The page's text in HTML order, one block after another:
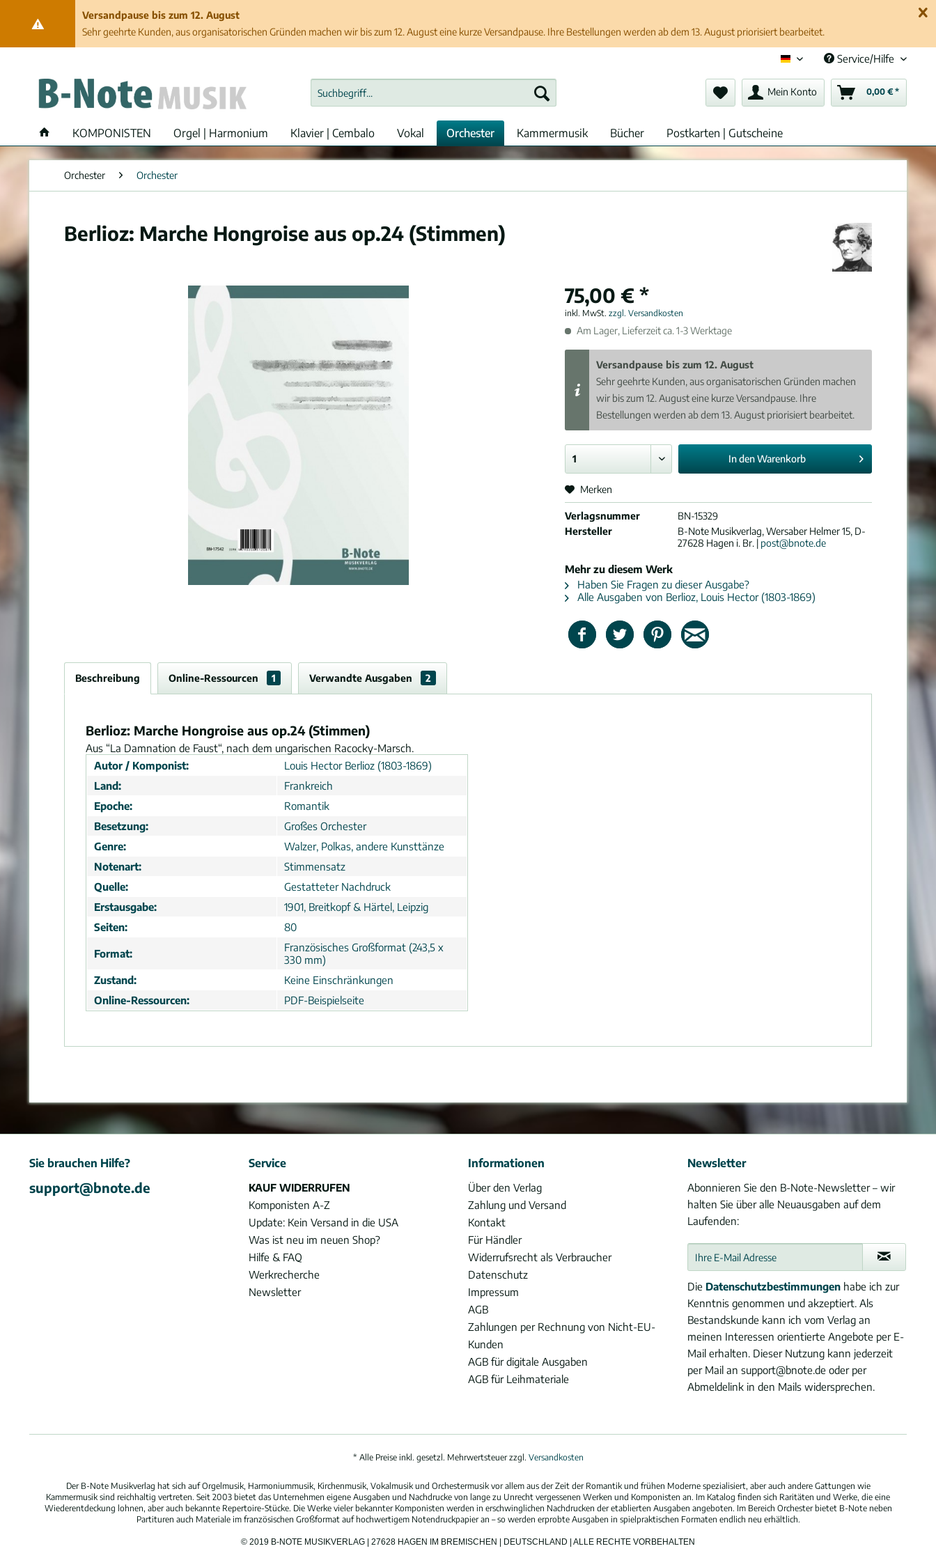
Versandpause bis zum 12. August
Sehr geehrte Kunden, aus organisatorischen Gründen machen wir bis zum 12. August eine kurze Versandpause. Ihre Bestellungen werden ab dem 13. August priorisiert bearbeitet.
Deutsch (de)
Service/Hilfe
Mein Konto 0,00 € *
KOMPONISTEN Orgel | Harmonium Klavier | Cembalo Vokal Orchester Kammermusik Bücher Postkarten | Gutscheine
Orchester Orchester
Berlioz: Marche Hongroise aus op.24 (Stimmen)
75,00 € *
inkl. MwSt.zzgl. Versandkosten
Am Lager, Lieferzeit ca. 1-3 Werktage
Versandpause bis zum 12. August
Sehr geehrte Kunden, aus organisatorischen Gründen machen
wir bis zum 12. August eine kurze Versandpause. Ihre
Bestellungen werden ab dem 13. August priorisiert bearbeitet.
In denWarenkorb
Merken
Verlagsnummer
BN-15329
Hersteller
B-Note Musikverlag, Wersaber Helmer 15, D-
27628 Hagen i. Br. | post@bnote.de
Mehr zu diesem Werk
Haben Sie Fragen zu dieser Ausgabe?
Alle Ausgaben von Berlioz, Louis Hector (1803-1869)
Beschreibung Online-Ressourcen 1 Verwandte Ausgaben 2
Berlioz: Marche Hongroise aus op.24 (Stimmen)
Aus “La Damnation de Faust“, nach dem ungarischen Racocky-Marsch.
Autor / Komponist:
Louis Hector Berlioz (1803-1869)
Land:
Frankreich
Epoche:
Romantik
Besetzung:
Großes Orchester
Genre:
Walzer, Polkas, andere Kunsttänze
Notenart:
Stimmensatz
Quelle:
Gestatteter Nachdruck
Erstausgabe:
1901, Breitkopf & Härtel, Leipzig
Seiten:
80
Format:
Französisches Großformat (243,5 x
330 mm)
Zustand:
Keine Einschränkungen
Online-Ressourcen:
PDF-Beispielseite
Sie brauchen Hilfe?
support@bnote.de
Service
KAUF WIDERRUFEN
Komponisten A-Z
Update: Kein Versand in die USA
Was ist neu im neuen Shop?
Hilfe & FAQ
Werkrecherche
Newsletter
Informationen
Über den Verlag
Zahlung und Versand
Kontakt
Für Händler
Widerrufsrecht als Verbraucher
Datenschutz
Impressum
AGB
Zahlungen per Rechnung von Nicht-EU-
Kunden
AGB für digitale Ausgaben
AGB für Leihmateriale
Newsletter
Abonnieren Sie den B-Note-Newsletter – wir
halten Sie über alle Neuausgaben auf dem
Laufenden:
Die Datenschutzbestimmungen habe ich zur
Kenntnis genommen und akzeptiert. Als
Bestandskunde kann ich vom Verlag an
meinen Interessen orientierte Angebote per E-
Mail erhalten. Dieser Nutzung kann jederzeit
per Mail an support@bnote.de oder per
Abmeldelink in den Mails widersprechen.
* Alle Preise inkl. gesetzl. Mehrwertsteuer zzgl. Versandkosten
Der B-Note Musikverlag hat sich auf Orgelmusik, Harmoniummusik, Kirchenmusik, Vokalmusik und Orchestermusik vor allem aus der Zeit der Romantik und frühen Moderne spezialisiert, aber auch andere Gattungen wie
Kammermusik sind reichhaltig vertreten. Seit 2003 bietet das Unternehmen eigene Ausgaben und Nachdrucke von lange zu Unrecht vergessenen Werken und Komponisten an. Im Katalog finden sich Raritäten und Werke, die eine
Wiederentdeckung lohnen, aber auch bekannte Repertoire-Stücke. Die Werke vieler bekannter Komponisten werden in erschwinglichen Nachdrucken der etablierten Ausgaben angeboten. Im Bereich Orchester bietet B-Note neben
Partituren auch Materiale im französischen Großformat auf hochwertigem Notendruckpapier an – so werden erprobte Ausgaben in spielpraktischen Formaten endlich neu erhältlich.
© 2019 B-NOTE MUSIKVERLAG | 27628 HAGEN IM BREMISCHEN | DEUTSCHLAND | ALLE RECHTE VORBEHALTEN